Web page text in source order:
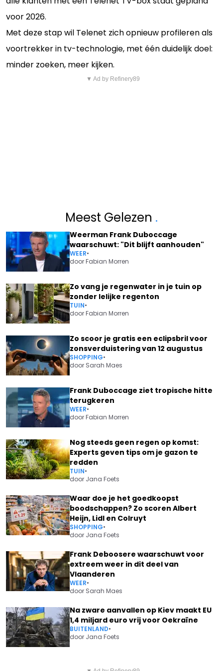
voor 2026.
Met deze stap wil Telenet zich opnieuw profileren als
voortrekker in tv-technologie, met één duidelijk doel:
minder zoeken, meer kijken.
▼ Ad by Refinery89
Meest Gelezen .
Weerman Frank Duboccage
waarschuwt: "Dit blijft aanhouden"
WEER•
doorFabian Morren
Zo vang je regenwater in je tuin op
zonder lelijke regenton
TUIN•
doorFabian Morren
Zo scoor je gratis een eclipsbril voor
zonsverduistering van 12 augustus
SHOPPING•
door Sarah Maes
Frank Duboccage ziet tropische hitte
terugkeren
WEER•
doorFabian Morren
Nog steeds geen regen op komst:
Experts geven tips om je gazon te
redden
TUIN•
door Jana Foets
Waar doe je het goedkoopst
boodschappen? Zo scoren Albert
Heijn, Lidl en Colruyt
SHOPPING•
door Jana Foets
Frank Deboosere waarschuwt voor
extreem weer in dit deel van
Vlaanderen
WEER•
door Sarah Maes
Na zware aanvallen op Kiev maakt EU
1,4 miljard euro vrij voor Oekraïne
BUITENLAND•
door Jana Foets